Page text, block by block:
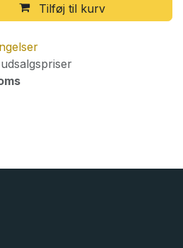
Tilføj til kurv